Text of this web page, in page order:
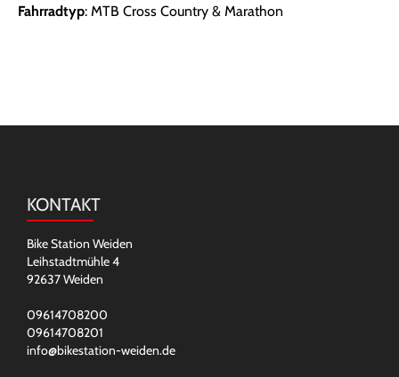
Fahrradtyp: MTB Cross Country & Marathon
KONTAKT
Bike Station Weiden
Leihstadtmühle 4
92637 Weiden
09614708200
09614708201
info@bikestation-weiden.de